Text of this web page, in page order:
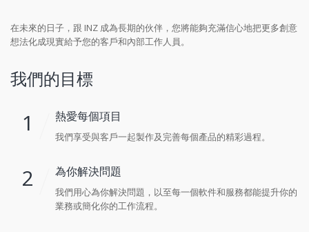
在未來的日子，跟 INZ 成為長期的伙伴，您將能夠充滿信心地把更多創意
想法化成現實給予您的客戶和內部工作人員。
我們的目標
1 熱愛每個項目
我們享受與客戶一起製作及完善每個產品的精彩過程。
2 為你解決問題
我們用心為你解決問題，以至每一個軟件和服務都能提升你的
業務或簡化你的工作流程。